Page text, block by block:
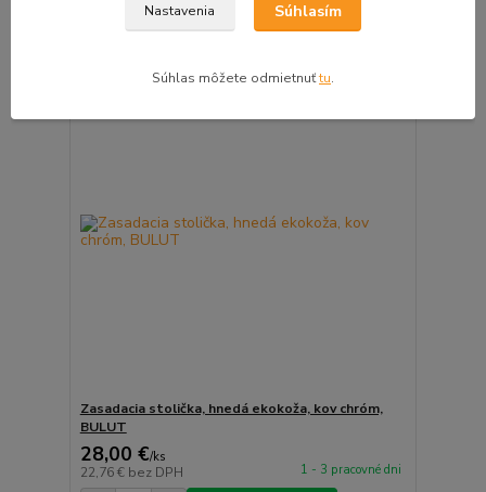
Pridať do košíka
ZĽAVA v košíku do 10%
Zasadacia stolička, hnedá ekokoža, kov chróm,
BULUT
28,00 €/ks
22,76 € bez DPH 1 - 3 pracovné dni
Nastavenia Súhlasím
Súhlas môžete odmietnuťtu.